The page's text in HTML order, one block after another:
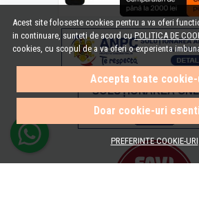
Acest site foloseste cookies pentru a va oferi
in continuare, sunteti de acord cuPOLITICA DE
cookies, cu scopul de a va oferi o experienta
Accepta toate
Doar cookie-uri
PREFERINTE COOKIE-URI